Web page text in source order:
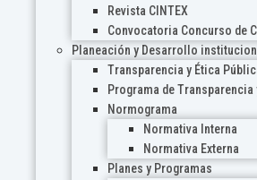
Revista CINTEX
Convocatoria Concurso de
Planeación y Desarrollo
Transparencia y Ética
Programa de Transparencia
Normograma
Normativa Interna
Normativa Externa
Planes y Programas